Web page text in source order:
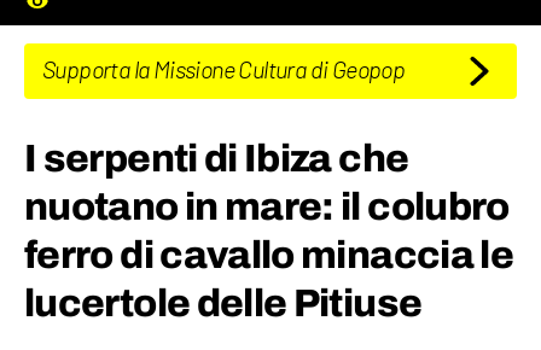
Supporta la Missione Cultura di Geopop
I serpenti di Ibiza che
nuotano in mare: il colubro
ferro di cavallo minaccia le
lucertole delle Pitiuse